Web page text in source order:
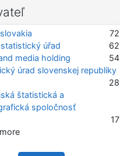
72
úřad
62
media holding
54
úrad slovenskej republiky
28
štatistická a
spoločnosť
17